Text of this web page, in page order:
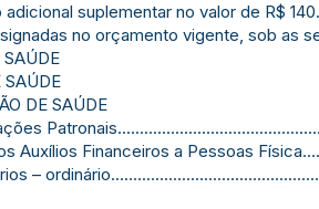
suplementar no valor de R$
no orçamento vigente, sob as
SAÚDE
DE SAÚDE
Auxílios Financeiros a Pessoas
–